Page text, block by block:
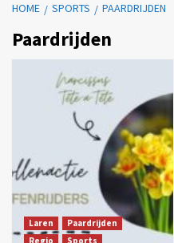
HOME SPORTS PAARDRIJDEN
Paardrijden
Laren
Paardrijden
Regio
Sports